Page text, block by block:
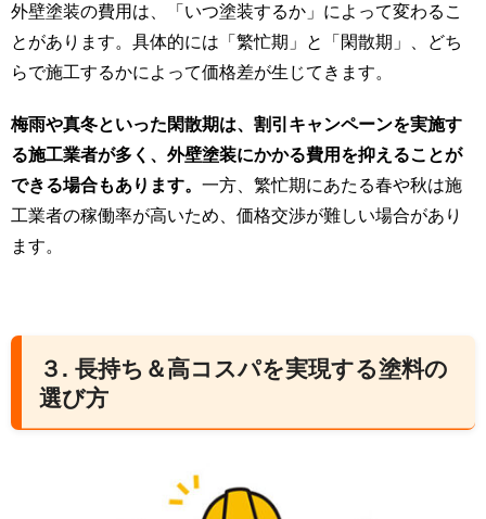
外壁塗装の費用は、「いつ塗装するか」によって変わるこ
とがあります。具体的には「繁忙期」と「閑散期」、どち
らで施工するかによって価格差が生じてきます。
梅雨や真冬といった閑散期は、割引キャンペーンを実施す
る施工業者が多く、外壁塗装にかかる費用を抑えることが
できる場合もあります。 一方、繁忙期にあたる春や秋は施
工業者の稼働率が高いため、価格交渉が難しい場合があり
ます。
３. 長持ち＆高コスパを実現する塗料の
選び方